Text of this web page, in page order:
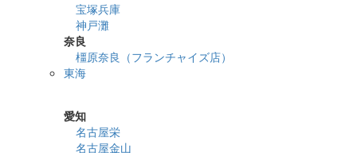
宝塚兵庫
神戸灘
奈良
橿原奈良（フランチャイズ店）
東海
愛知
名古屋栄
名古屋金山